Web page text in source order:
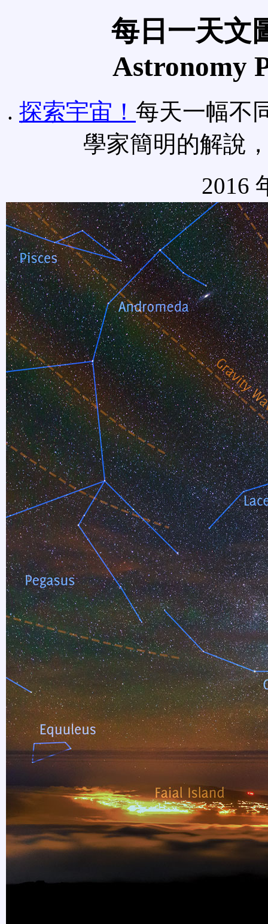
每日一天文
Astronomy
. 探索宇宙！ 每天一幅不
學家簡明的解說
2016